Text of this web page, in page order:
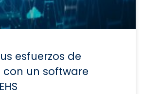
esfuerzos de
un software